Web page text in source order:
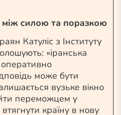
силою та поразкою
Катуліс з Інституту
«іранська
може бути
вузьке вікно
переможцем у
країну в нову